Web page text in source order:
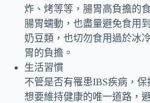
炸、烤等等，腸胃高負擔的
腸胃蠕動，也盡量避免食用
奶豆類，也切勿食用過於冰
胃的負擔。
生活習慣
不管是否有罹患IBS疾病，
想要維持健康的唯一道路，